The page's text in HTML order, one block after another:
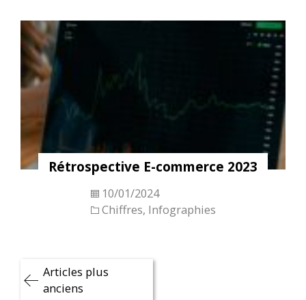
Rétrospective E-commerce 2023
10/01/2024
Chiffres, Infographies
Navigation
desArticles plus
anciens